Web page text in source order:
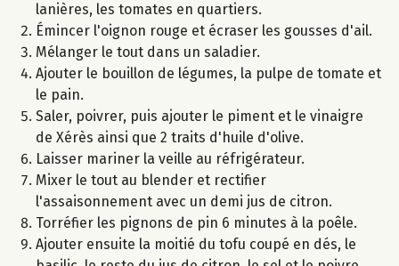
lanières, les tomates en quartiers.
Émincer l'oignon rouge et écraser les gousses d'ail.
Mélanger le tout dans un saladier.
Ajouter le bouillon de légumes, la pulpe de tomate et
le pain.
Saler, poivrer, puis ajouter le piment et le vinaigre
de Xérès ainsi que 2 traits d'huile d'olive.
Laisser mariner la veille au réfrigérateur.
Mixer le tout au blender et rectifier
l'assaisonnement avec un demi jus de citron.
Torréfier les pignons de pin 6 minutes à la poêle.
Ajouter ensuite la moitié du tofu coupé en dés, le